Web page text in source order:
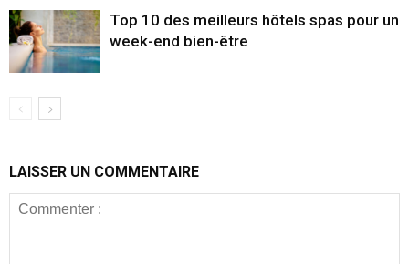
Top 10 des meilleurs hôtels spas pour un
week-end bien-être
LAISSER UN COMMENTAIRE